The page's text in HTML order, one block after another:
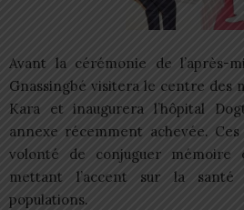
Avant la cérémonie de l’après-
Gnassingbé visitera le centre des
Kara et inaugurera l’hôpital
annexe récemment achevée.
volonté de conjuguer mémoire
mettant l’accent sur la
populations.